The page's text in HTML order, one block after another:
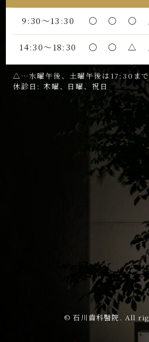
9:30〜13:30 〇 〇 〇
14:30〜18:30 〇 〇 △
△…水曜午後、土曜午後は17:30ま
休診日: 木曜、日曜、祝日
© 石川齒科醫院. All